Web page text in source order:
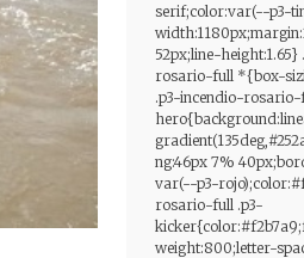
serif;color:var(--p3-
52px;line-
rosario-full *{box-
.p3-incendio-rosario-
ng:46px 7%
var(--p3-
rosario-full .p3-
weight:800;letter-